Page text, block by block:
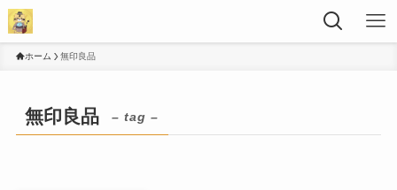
ホーム 無印良品
無印良品 – tag –